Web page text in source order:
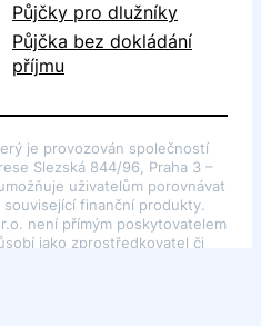
Půjčky pro dlužníky
Půjčka bez dokládání
příjmu
je provozován společností
Slezská 844/96, Praha 3 –
uživatelům porovnávat
finanční produkty.
není přímým poskytovatelem
jako zprostředkovatel či